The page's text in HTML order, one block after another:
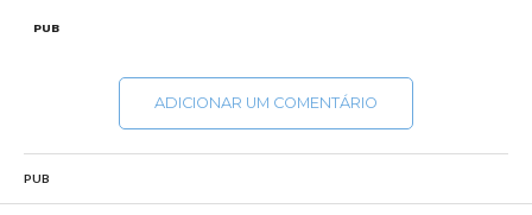
PUB
ADICIONAR UM COMENTÁRIO
PUB